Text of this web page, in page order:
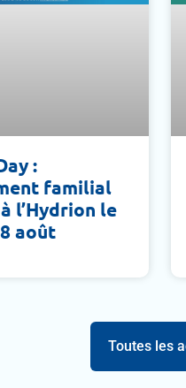
:
familial
l’Hydrion le
août
Toutes les